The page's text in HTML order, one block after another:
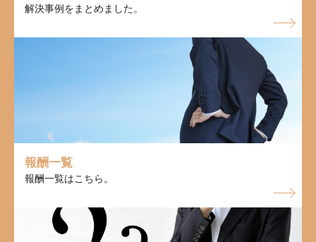
解決事例をまとめました。
報酬一覧
報酬一覧はこちら。